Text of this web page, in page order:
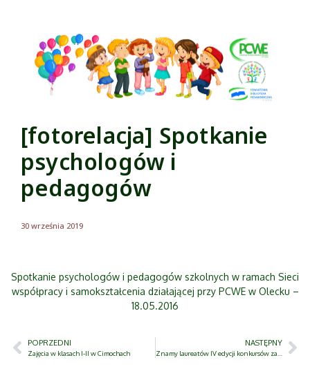
[fotorelacja] Spotkanie
psychologów i
pedagogów
30 września 2019
Spotkanie psychologów i pedagogów szkolnych w ramach Sieci
współpracy i samokształcenia działającej przy PCWE w Olecku –
18.05.2016
POPRZEDNI
Zajęcia w klasach I-II w Cimochach
NASTĘPNY